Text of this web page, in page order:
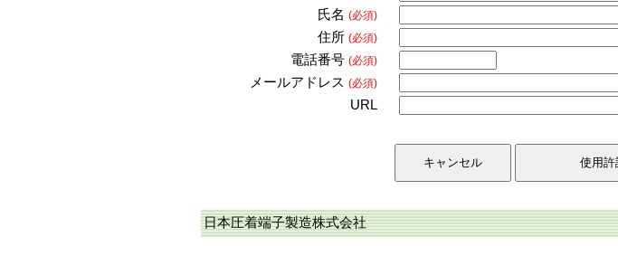
氏名 (必須)
住所 (必須)
電話番号 (必須)
メールアドレス (必須)
URL
日本圧着端子製造株式会社